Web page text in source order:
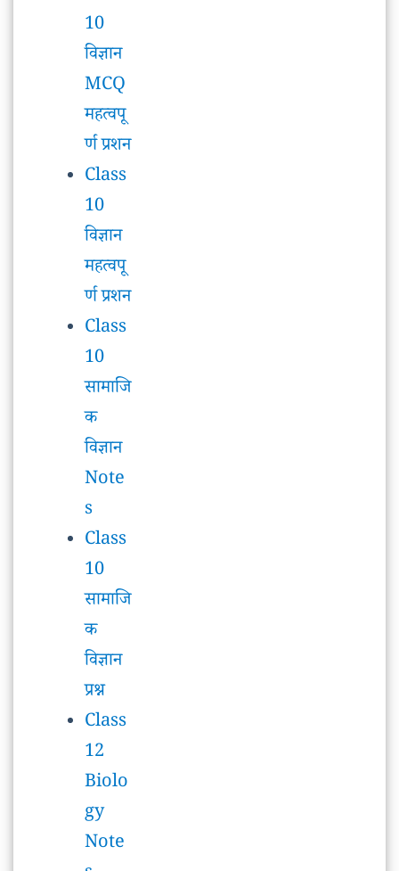
Class
10
विज्ञान
महत्वपू
र्ण प्रशन
Class
10
सामाजि
क
विज्ञान
Note
s
Class
10
सामाजि
क
विज्ञान
प्रश्न
Class
12
Biolo
gy
Note
s
Class
12
Histo
ry